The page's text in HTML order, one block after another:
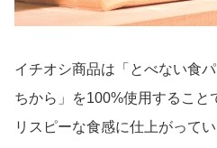
イチオシ商品は「とべない食
ちから」を100%使用すること
リスピーな食感に仕上がってい